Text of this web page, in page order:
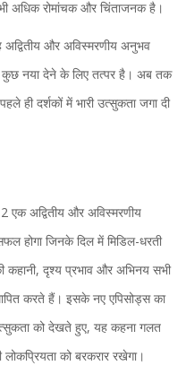
अधिक रोमांचक और चिंताजनक है।
और अविस्मरणीय अनुभव
कुछ नया देने के लिए तत्पर है। अब तक
ही दर्शकों में भारी उत्सुकता जगा दी
एक अद्वितीय और अविस्मरणीय
होगा जिनके दिल में मिडिल-धरती
दृश्य प्रभाव और अभिनय सभी
करते हैं। इसके नए एपिसोड्स का
को देखते हुए, यह कहना गलत
को बरकरार रखेगा।